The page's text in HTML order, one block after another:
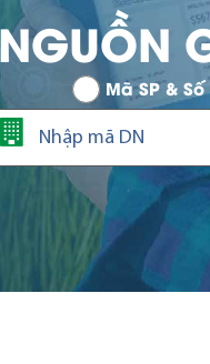
Mã SP &